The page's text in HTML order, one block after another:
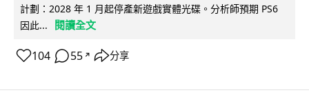
計劃：2028 年 1 月起停產新遊戲實體光碟。分析師預期 PS6
因此...
閱讀全文
104 55 ↗ 分享